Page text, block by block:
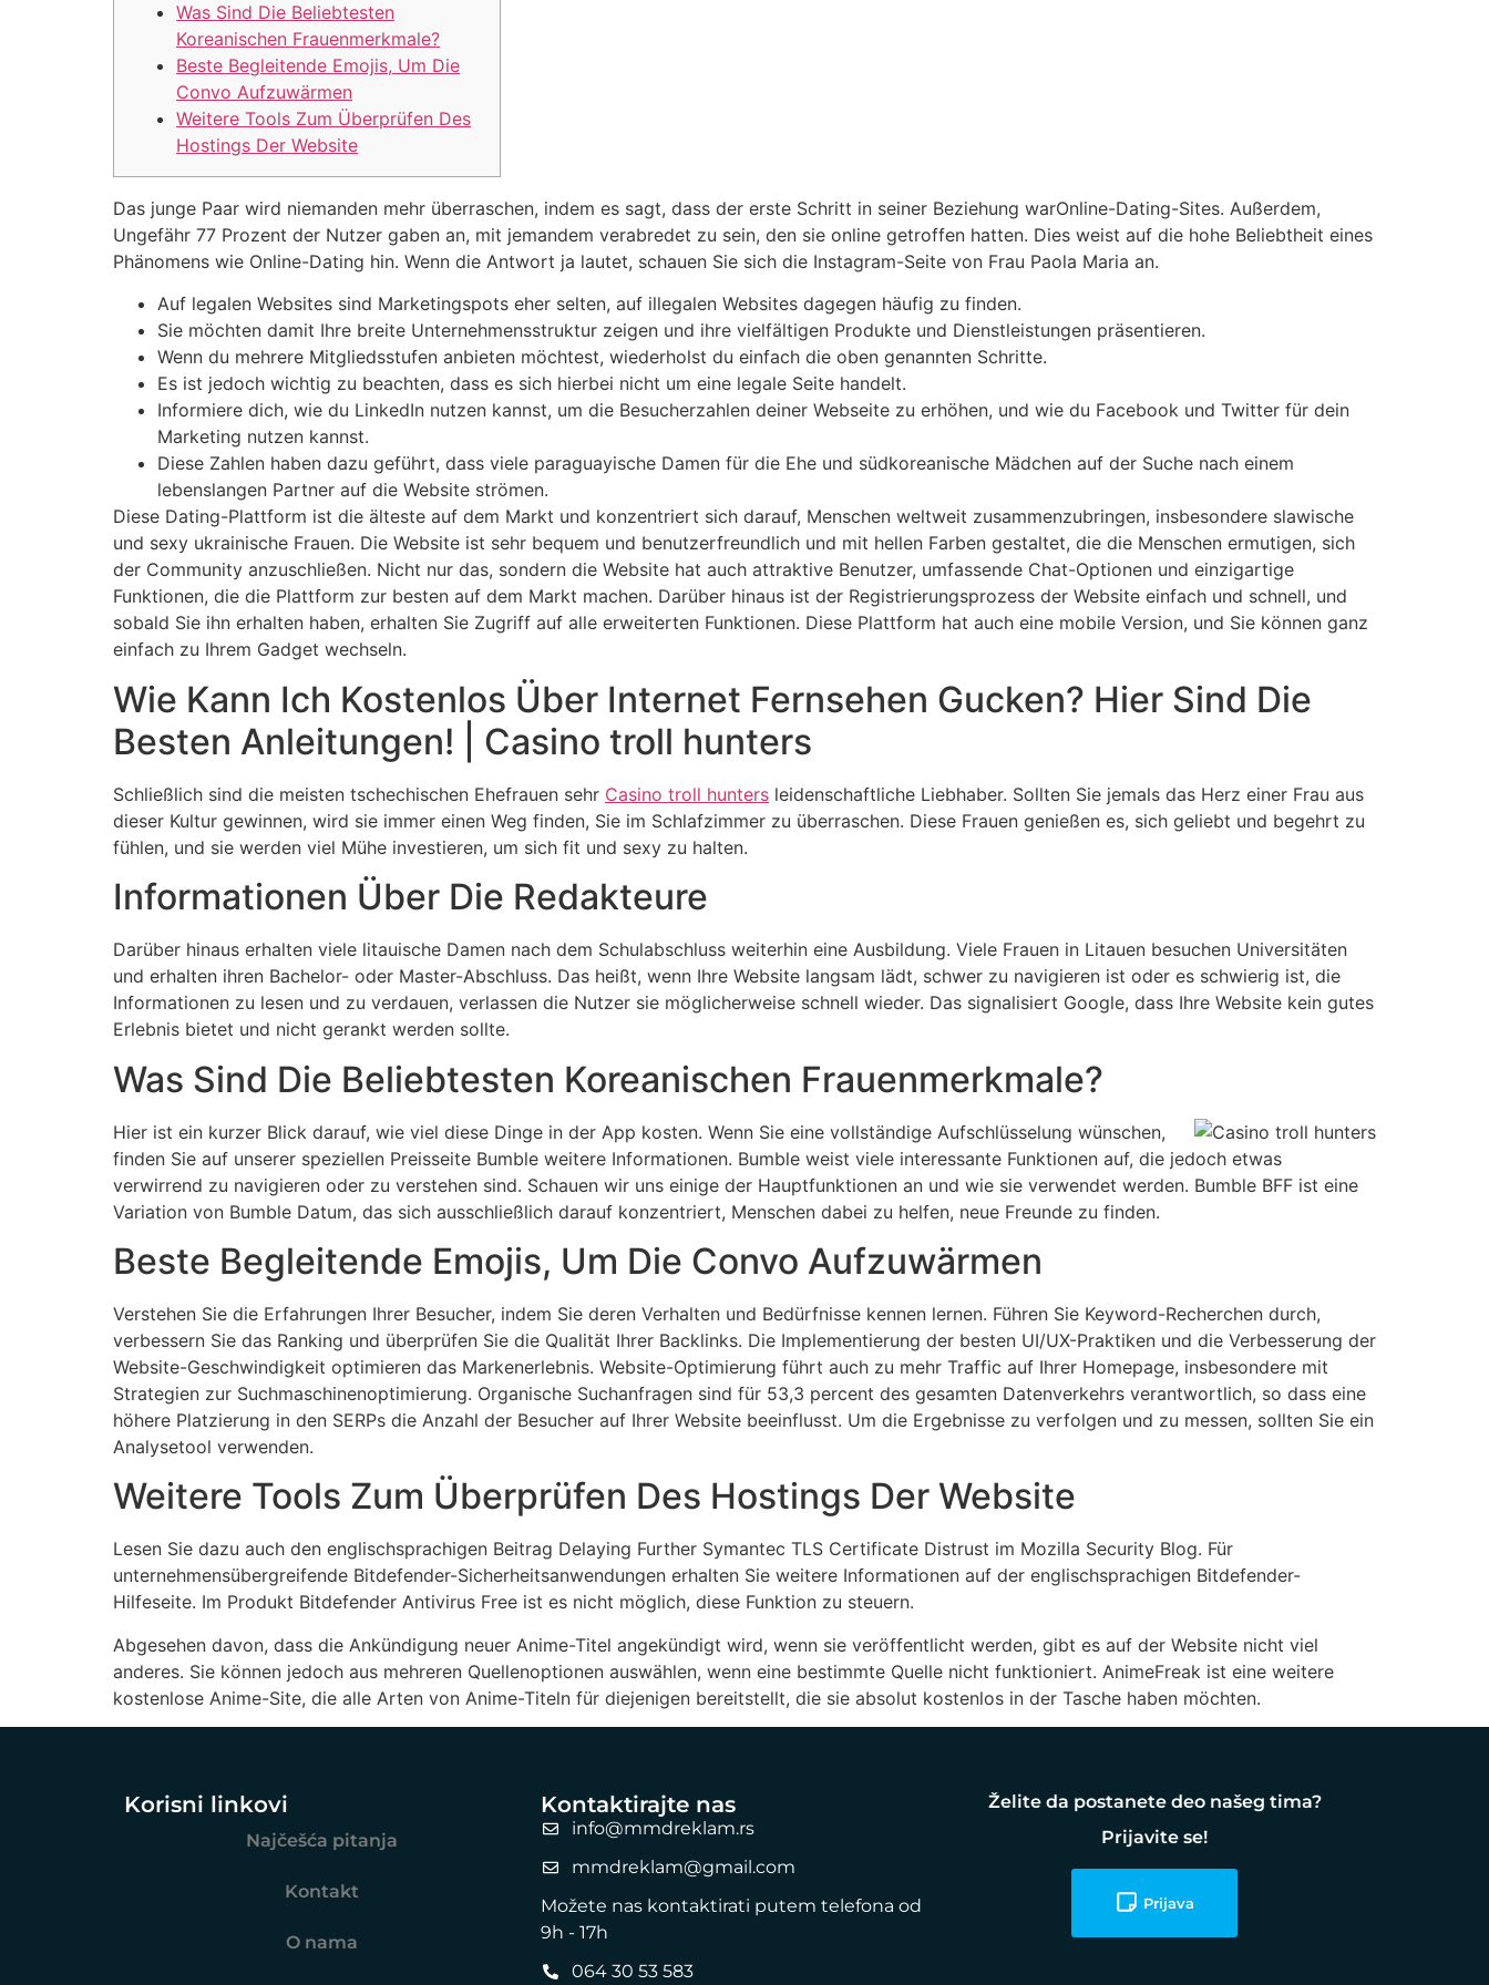
Was Sind Die Beliebtesten
Koreanischen Frauenmerkmale?
Beste Begleitende Emojis, Um Die
Convo Aufzuwärmen
Weitere Tools Zum Überprüfen Des
Hostings Der Website
Das junge Paar wird niemanden mehr überraschen, indem es sagt, dass der erste Schritt in seiner Beziehung warOnline-Dating-Sites. Außerdem,
Ungefähr 77 Prozent der Nutzer gaben an, mit jemandem verabredet zu sein, den sie online getroffen hatten. Dies weist auf die hohe Beliebtheit eines
Phänomens wie Online-Dating hin. Wenn die Antwort ja lautet, schauen Sie sich die Instagram-Seite von Frau Paola Maria an.
Auf legalen Websites sind Marketingspots eher selten, auf illegalen Websites dagegen häufig zu finden.
Sie möchten damit Ihre breite Unternehmensstruktur zeigen und ihre vielfältigen Produkte und Dienstleistungen präsentieren.
Wenn du mehrere Mitgliedsstufen anbieten möchtest, wiederholst du einfach die oben genannten Schritte.
Es ist jedoch wichtig zu beachten, dass es sich hierbei nicht um eine legale Seite handelt.
Informiere dich, wie du LinkedIn nutzen kannst, um die Besucherzahlen deiner Webseite zu erhöhen, und wie du Facebook und Twitter für dein
Marketing nutzen kannst.
Diese Zahlen haben dazu geführt, dass viele paraguayische Damen für die Ehe und südkoreanische Mädchen auf der Suche nach einem
lebenslangen Partner auf die Website strömen.
Diese Dating-Plattform ist die älteste auf dem Markt und konzentriert sich darauf, Menschen weltweit zusammenzubringen, insbesondere slawische
und sexy ukrainische Frauen. Die Website ist sehr bequem und benutzerfreundlich und mit hellen Farben gestaltet, die die Menschen ermutigen, sich
der Community anzuschließen. Nicht nur das, sondern die Website hat auch attraktive Benutzer, umfassende Chat-Optionen und einzigartige
Funktionen, die die Plattform zur besten auf dem Markt machen. Darüber hinaus ist der Registrierungsprozess der Website einfach und schnell, und
sobald Sie ihn erhalten haben, erhalten Sie Zugriff auf alle erweiterten Funktionen. Diese Plattform hat auch eine mobile Version, und Sie können ganz
einfach zu Ihrem Gadget wechseln.
Wie Kann Ich Kostenlos Über Internet Fernsehen Gucken? Hier Sind Die
Besten Anleitungen! | Casino troll hunters
Schließlich sind die meisten tschechischen Ehefrauen sehr Casino troll hunters leidenschaftliche Liebhaber. Sollten Sie jemals das Herz einer Frau aus
dieser Kultur gewinnen, wird sie immer einen Weg finden, Sie im Schlafzimmer zu überraschen. Diese Frauen genießen es, sich geliebt und begehrt zu
fühlen, und sie werden viel Mühe investieren, um sich fit und sexy zu halten.
Informationen Über Die Redakteure
Darüber hinaus erhalten viele litauische Damen nach dem Schulabschluss weiterhin eine Ausbildung. Viele Frauen in Litauen besuchen Universitäten
und erhalten ihren Bachelor- oder Master-Abschluss. Das heißt, wenn Ihre Website langsam lädt, schwer zu navigieren ist oder es schwierig ist, die
Informationen zu lesen und zu verdauen, verlassen die Nutzer sie möglicherweise schnell wieder. Das signalisiert Google, dass Ihre Website kein gutes
Erlebnis bietet und nicht gerankt werden sollte.
Was Sind Die Beliebtesten Koreanischen Frauenmerkmale?
Hier ist ein kurzer Blick darauf, wie viel diese Dinge in der App kosten. Wenn Sie eine vollständige Aufschlüsselung wünschen,
finden Sie auf unserer speziellen Preisseite Bumble weitere Informationen. Bumble weist viele interessante Funktionen auf, die jedoch etwas
verwirrend zu navigieren oder zu verstehen sind. Schauen wir uns einige der Hauptfunktionen an und wie sie verwendet werden. Bumble BFF ist eine
Variation von Bumble Datum, das sich ausschließlich darauf konzentriert, Menschen dabei zu helfen, neue Freunde zu finden.
Beste Begleitende Emojis, Um Die Convo Aufzuwärmen
Verstehen Sie die Erfahrungen Ihrer Besucher, indem Sie deren Verhalten und Bedürfnisse kennen lernen. Führen Sie Keyword-Recherchen durch,
verbessern Sie das Ranking und überprüfen Sie die Qualität Ihrer Backlinks. Die Implementierung der besten UI/UX-Praktiken und die Verbesserung der
Website-Geschwindigkeit optimieren das Markenerlebnis. Website-Optimierung führt auch zu mehr Traffic auf Ihrer Homepage, insbesondere mit
Strategien zur Suchmaschinenoptimierung. Organische Suchanfragen sind für 53,3 percent des gesamten Datenverkehrs verantwortlich, so dass eine
höhere Platzierung in den SERPs die Anzahl der Besucher auf Ihrer Website beeinflusst. Um die Ergebnisse zu verfolgen und zu messen, sollten Sie ein
Analysetool verwenden.
Weitere Tools Zum Überprüfen Des Hostings Der Website
Lesen Sie dazu auch den englischsprachigen Beitrag Delaying Further Symantec TLS Certificate Distrust im Mozilla Security Blog. Für
unternehmensübergreifende Bitdefender-Sicherheitsanwendungen erhalten Sie weitere Informationen auf der englischsprachigen Bitdefender-
Hilfeseite. Im Produkt Bitdefender Antivirus Free ist es nicht möglich, diese Funktion zu steuern.
Abgesehen davon, dass die Ankündigung neuer Anime-Titel angekündigt wird, wenn sie veröffentlicht werden, gibt es auf der Website nicht viel
anderes. Sie können jedoch aus mehreren Quellenoptionen auswählen, wenn eine bestimmte Quelle nicht funktioniert. AnimeFreak ist eine weitere
kostenlose Anime-Site, die alle Arten von Anime-Titeln für diejenigen bereitstellt, die sie absolut kostenlos in der Tasche haben möchten.
Korisni linkovi
Najčešća pitanja
Kontakt
O nama
Kontaktirajte nas
info@mmdreklam.rs
mmdreklam@gmail.com
Možete nas kontaktirati putem telefona od
9h - 17h
064 30 53 583
Želite da postanete deo našeg tima?
Prijavite se!
Prijava